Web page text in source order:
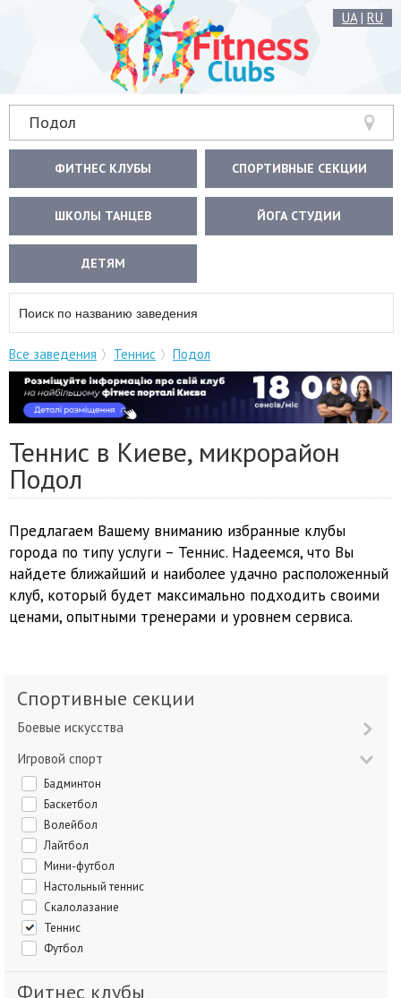
UA| RU
Подол
ФИТНЕС КЛУБЫ СПОРТИВНЫЕ СЕКЦИИ
ШКОЛЫ ТАНЦЕВ ЙОГА СТУДИИ
ДЕТЯМ
Все заведения Теннис Подол
Теннис в Киеве, микрорайон
Подол
Предлагаем Вашему вниманию избранные клубы
города по типу услуги – Теннис. Надеемся, что Вы
найдете ближайший и наиболее удачно расположенный
клуб, который будет максимально подходить своими
ценами, опытными тренерами и уровнем сервиса.
Спортивные секции
Боевые искусства
Игровой спорт
Бадминтон
Баскетбол
Волейбол
Лайтбол
Мини-футбол
Настольный теннис
Скалолазание
Теннис
Футбол
Фитнес клубы